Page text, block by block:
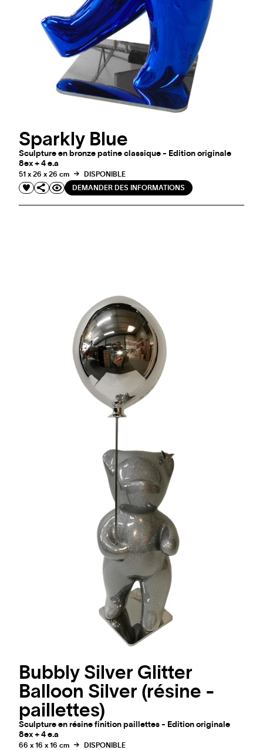
Sparkly Blue
Sculpture en bronze patine classique - Edition originale
8ex + 4 e.a
51 x 26 x 26 cm
DISPONIBLE
DEMANDER DES INFORMATIONS
Bubbly Silver Glitter
Balloon Silver (résine -
paillettes)
Sculpture en résine finition paillettes - Edition originale
8ex + 4 e.a
66 x 16 x 16 cm
DISPONIBLE